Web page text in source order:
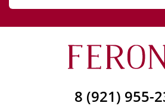
8 (921) 955-